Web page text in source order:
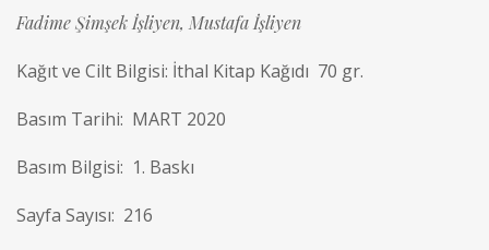
Fadime Şimşek İşliyen, Mustafa İşliyen
Kağıt ve Cilt Bilgisi: İthal Kitap Kağıdı 70 gr.
Basım Tarihi: MART 2020
Basım Bilgisi: 1. Baskı
Sayfa Sayısı: 216